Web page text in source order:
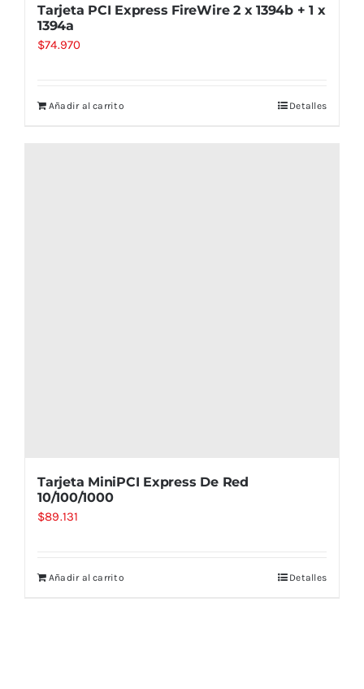
Tarjeta PCI Express FireWire 2 x 1394b + 1 x
1394a
$74.970
Añadir al carrito Detalles
Tarjeta MiniPCI Express De Red
10/100/1000
$89.131
Añadir al carrito Detalles